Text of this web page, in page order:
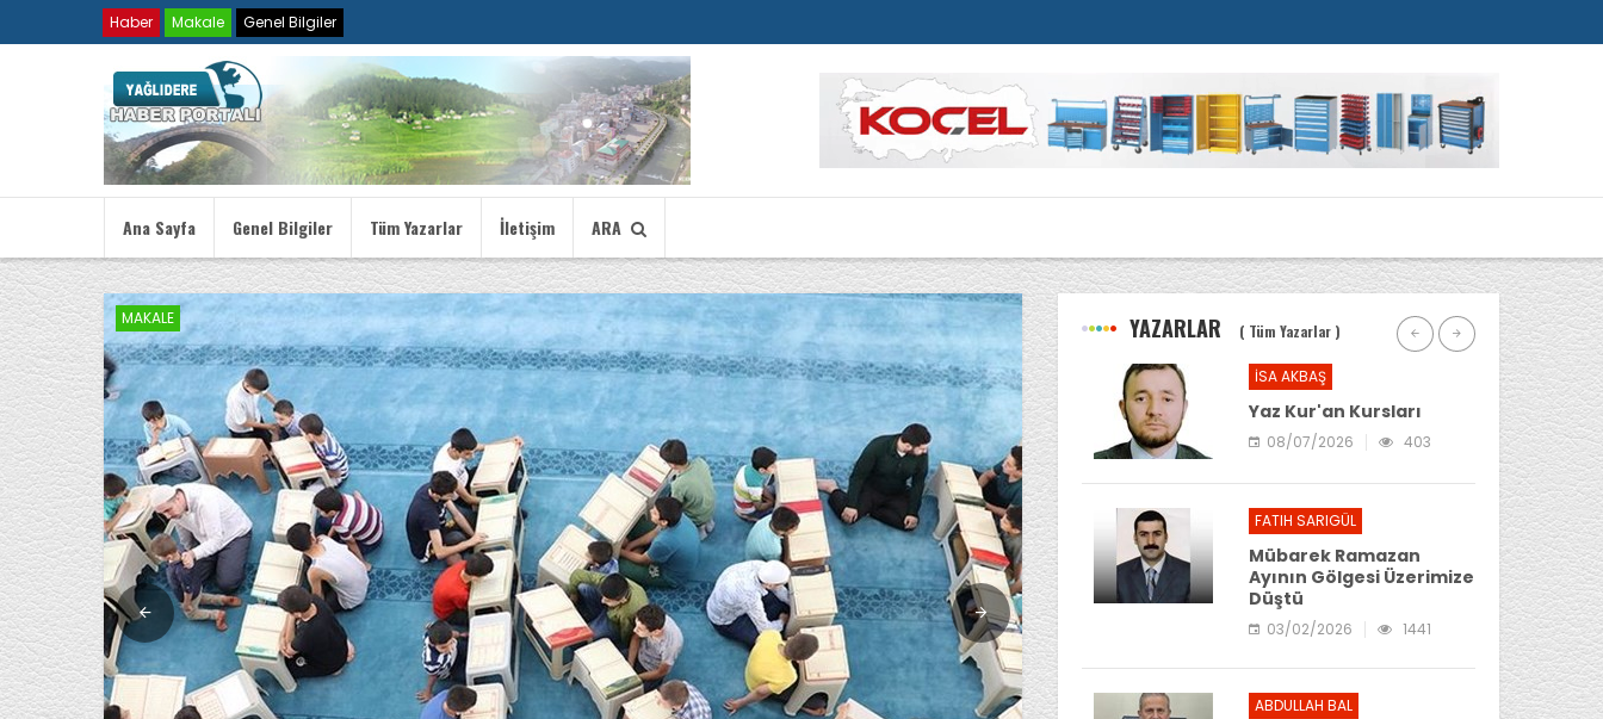
Haber Makale Genel Bilgiler
Ana Sayfa Genel Bilgiler Tüm Yazarlar İletişim ARA
MAKALE MAKALE YAZARLAR ( Tüm Yazarlar )
İSA AKBAŞ
Yaz Kur'an Kursları
08/07/2026 403
FATIH SARIGÜL
Mübarek Ramazan
Ayının Gölgesi Üzerimize
Düştü
03/02/2026 1441
ABDULLAH BAL